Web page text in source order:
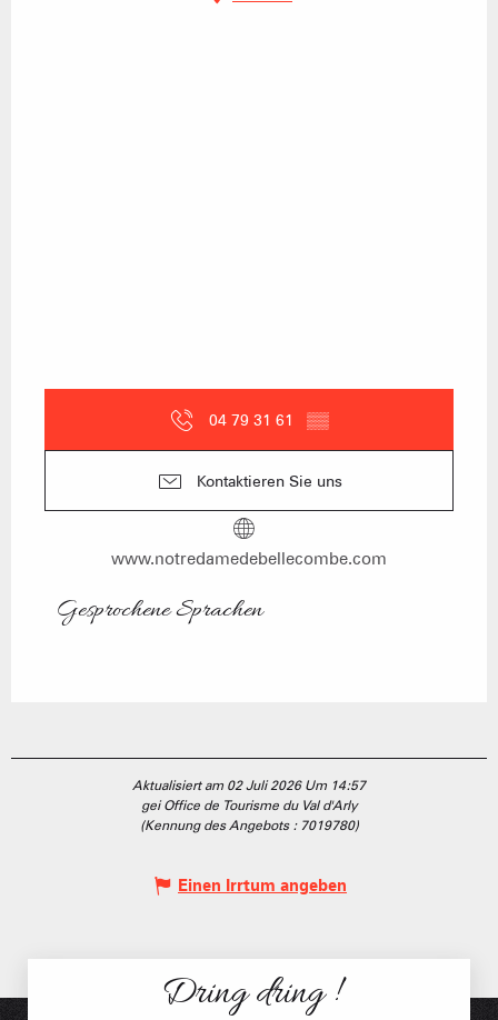
04 79 31 61 ▒▒
Kontaktieren Sie uns
www.notredamedebellecombe.com
Gesprochene Sprachen
Gesprochene Sprachen
Aktualisiert am 02 Juli 2026 Um 14:57
gei Office de Tourisme du Val d'Arly
(Kennung des Angebots : 7019780)
Einen Irrtum angeben
Dring dring !